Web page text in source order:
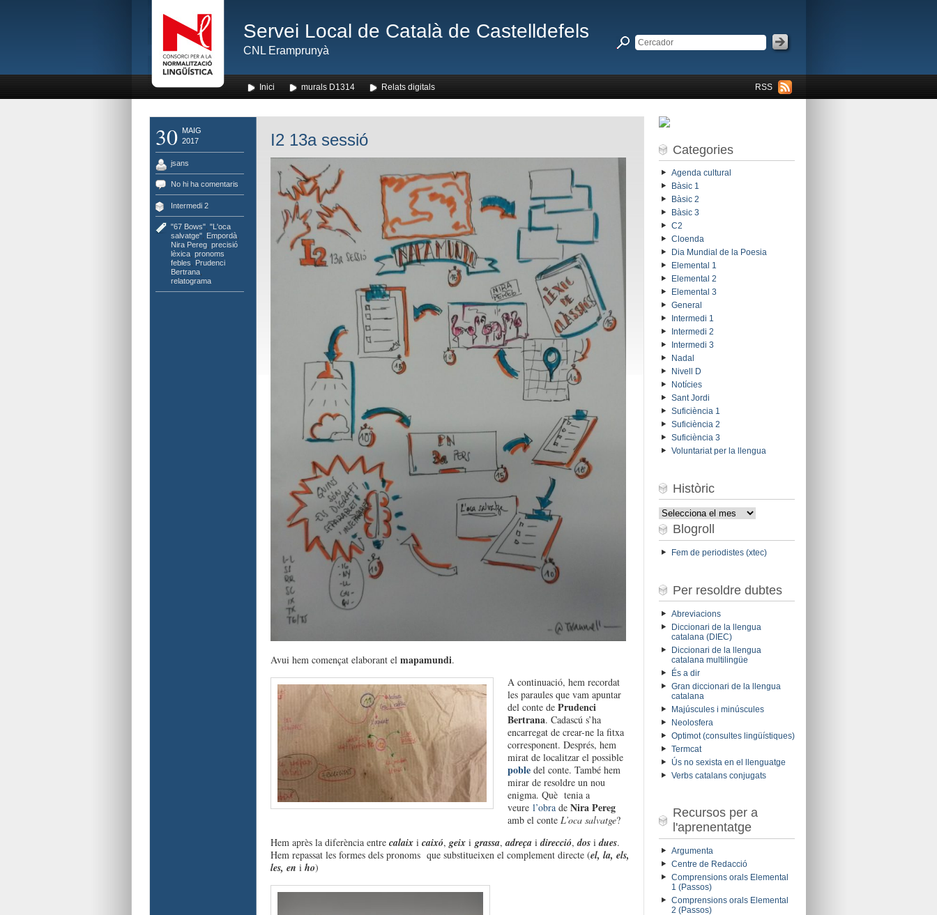
Servei Local de Català de Castelldefels
CNL Eramprunyà
RSS
Inici murals D1314 Relats digitals
30
MAIG
2017
jsans
No hi ha comentaris
Intermedi 2
"67 Bows", "L'oca
salvatge", Empordà,
Nira Pereg, precisió
lèxica, pronoms
febles
Prudenci
Bertrana,
relatograma
I2 13a sessió
Avui hem començat elaborant el mapamundi.
A continuació, hem recordat
les paraules que vam apuntar
del conte de Prudenci
Bertrana. Cadascú s’ha
encarregat de crear-ne la fitxa
corresponent. Després, hem
mirat de localitzar el possible
poble del conte. També hem
mirar de resoldre un nou
enigma. Què tenia a
veure l’obra de Nira Pereg
amb el conte L’oca salvatge?
Hem après la diferència entre calaix i caixó, geix i grassa,adreça idirecció,dos idues.
Hem repassat les formes dels pronoms que substitueixen el complement directe (el, la, els,
les, en iho)
Categories
Agenda cultural
Bàsic 1
Bàsic 2
Bàsic 3
C2
Cloenda
Dia Mundial de la Poesia
Elemental 1
Elemental 2
Elemental 3
General
Intermedi 1
Intermedi 2
Intermedi 3
Nadal
Nivell D
Notícies
Sant Jordi
Suficiència 1
Suficiència 2
Suficiència 3
Voluntariat per la llengua
Històric
Històric
Blogroll
Fem de periodistes (xtec)
Per resoldre dubtes
Abreviacions
Diccionari de la llengua
catalana (DIEC)
Diccionari de la llengua
catalana multilingüe
És a dir
Gran diccionari de la llengua
catalana
Majúscules i minúscules
Neolosfera
Optimot (consultes lingüístiques)
Termcat
Ús no sexista en el llenguatge
Verbs catalans conjugats
Recursos per a
l'aprenentatge
Argumenta
Centre de Redacció
Comprensions orals Elemental
1 (Passos)
Comprensions orals Elemental
2 (Passos)